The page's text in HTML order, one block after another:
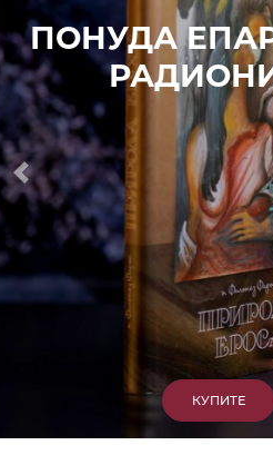
КУПИТЕ
7. ЈУН 2010. САОПШТЕЊА
Eпископ Атанасије: Кратак
Жугићу – Которанину, а
Артемију
15. ЈАНУАР 2011. ВЕСТИ
Eпископ Атанасије:
парасинагога=парацрква
ВЕСТИ
Eпископ Западноамерички